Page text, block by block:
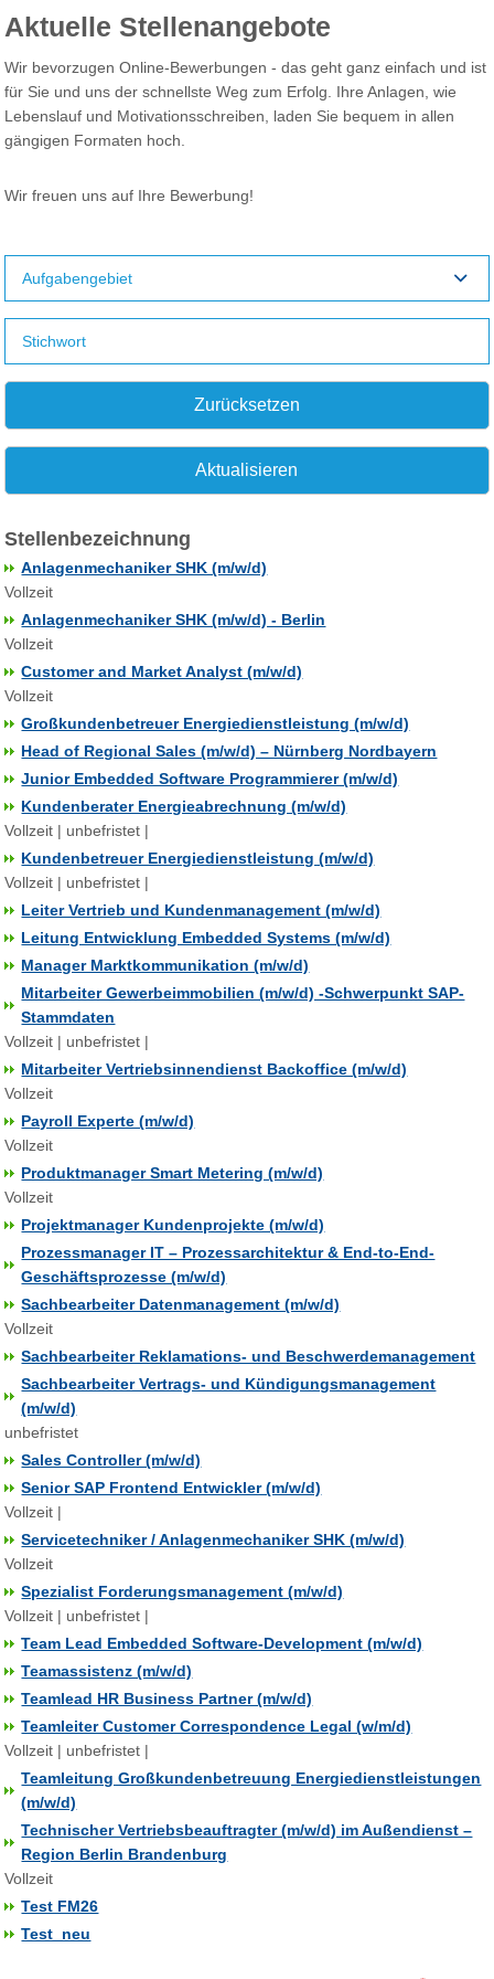
Aktuelle Stellenangebote
Wir bevorzugen Online-Bewerbungen - das geht ganz einfach und ist
für Sie und uns der schnellste Weg zum Erfolg. Ihre Anlagen, wie
Lebenslauf und Motivationsschreiben, laden Sie bequem in allen
gängigen Formaten hoch.
Wir freuen uns auf Ihre Bewerbung!
Aufgabengebiet
Zurücksetzen
Aktualisieren
Stellenbezeichnung
Anlagenmechaniker SHK (m/w/d)
Vollzeit
Anlagenmechaniker SHK (m/w/d) - Berlin
Vollzeit
Customer and Market Analyst (m/w/d)
Vollzeit
Großkundenbetreuer Energiedienstleistung (m/w/d)
Head of Regional Sales (m/w/d) – Nürnberg Nordbayern
Junior Embedded Software Programmierer (m/w/d)
Kundenberater Energieabrechnung (m/w/d)
Vollzeit | unbefristet |
Kundenbetreuer Energiedienstleistung (m/w/d)
Vollzeit | unbefristet |
Leiter Vertrieb und Kundenmanagement (m/w/d)
Leitung Entwicklung Embedded Systems (m/w/d)
Manager Marktkommunikation (m/w/d)
Mitarbeiter Gewerbeimmobilien (m/w/d) -Schwerpunkt SAP-
Stammdaten
Vollzeit | unbefristet |
Mitarbeiter Vertriebsinnendienst Backoffice (m/w/d)
Vollzeit
Payroll Experte (m/w/d)
Vollzeit
Produktmanager Smart Metering (m/w/d)
Vollzeit
Projektmanager Kundenprojekte (m/w/d)
Prozessmanager IT – Prozessarchitektur & End-to-End-
Geschäftsprozesse (m/w/d)
Sachbearbeiter Datenmanagement (m/w/d)
Vollzeit
Sachbearbeiter Reklamations- und Beschwerdemanagement
Sachbearbeiter Vertrags- und Kündigungsmanagement
(m/w/d)
unbefristet
Sales Controller (m/w/d)
Senior SAP Frontend Entwickler (m/w/d)
Vollzeit |
Servicetechniker / Anlagenmechaniker SHK (m/w/d)
Vollzeit
Spezialist Forderungsmanagement (m/w/d)
Vollzeit | unbefristet |
Team Lead Embedded Software-Development (m/w/d)
Teamassistenz (m/w/d)
Teamlead HR Business Partner (m/w/d)
Teamleiter Customer Correspondence Legal (w/m/d)
Vollzeit | unbefristet |
Teamleitung Großkundenbetreuung Energiedienstleistungen
(m/w/d)
Technischer Vertriebsbeauftragter (m/w/d) im Außendienst –
Region Berlin Brandenburg
Vollzeit
Test FM26
Test_neu